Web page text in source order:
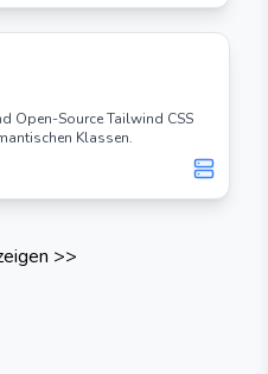
Open-Source Tailwind CSS
Klassen.
>>